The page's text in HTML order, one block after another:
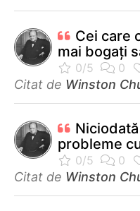
Cei care
mai bogaţi
Citat de Winston
probleme
Citat de Winston